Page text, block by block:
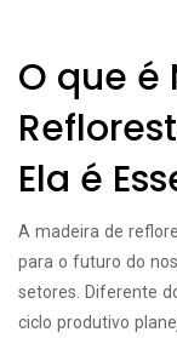
O que é
Ela é
A madeira de
para o futuro do
setores. Diferente
ciclo produtivo